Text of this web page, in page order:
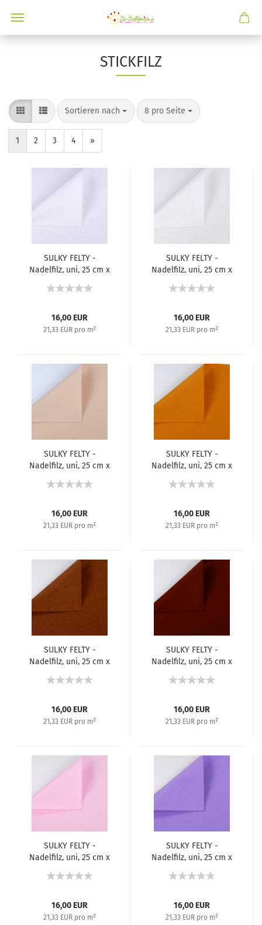
STICKFILZ
Sortieren nach 8 pro Seite
1 2 3 4 »
SULKY FELTY -
Nadelfilz, uni, 25 cm x
16,00 EUR
21,33 EUR pro m²
SULKY FELTY -
Nadelfilz, uni, 25 cm x
401
16,00 EUR
21,33 EUR pro m²
SULKY FELTY -
Nadelfilz, uni, 25 cm x
16,00 EUR
21,33 EUR pro m²
SULKY FELTY -
Nadelfilz, uni, 25 cm x
16,00 EUR
21,33 EUR pro m²
SULKY FELTY -
Nadelfilz, uni, 25 cm x
16,00 EUR
21,33 EUR pro m²
SULKY FELTY -
Nadelfilz, uni, 25 cm x
16,00 EUR
21,33 EUR pro m²
SULKY FELTY -
Nadelfilz, uni, 25 cm x
16,00 EUR
21,33 EUR pro m²
SULKY FELTY -
Nadelfilz, uni, 25 cm x
16,00 EUR
21,33 EUR pro m²